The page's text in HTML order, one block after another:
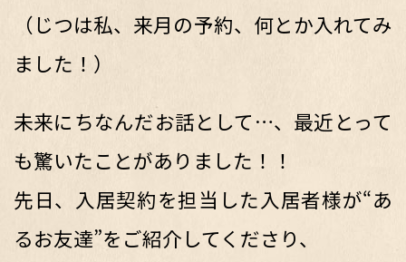
（じつは私、来月の予約、何とか入れてみ
ました！）
未来にちなんだお話として…、最近とって
も驚いたことがありました！！
先日、入居契約を担当した入居者様が“あ
るお友達”をご紹介してくださり、